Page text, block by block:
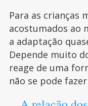
Para as crianças
acostumados ao
a adaptação
Depende muito
reage de uma
não se pode